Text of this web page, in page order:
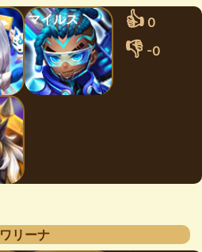
マイルス 👍 0
👎 -0
ワリーナ